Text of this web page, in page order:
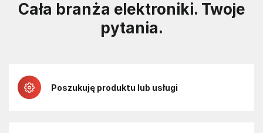
Cała branża elektroniki. Twoje
pytania.
Poszukuję produktu lub usługi